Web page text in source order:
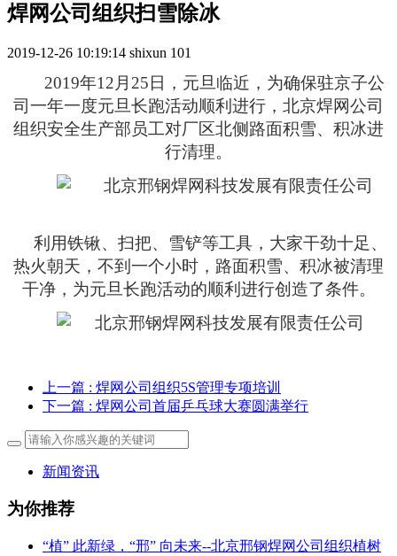
焊网公司组织扫雪除冰
2019-12-26 10:19:14 shixun 101
2019年12 月 25日，元旦临近，为确保驻京子公
司一年一度元旦长跑活动顺利进行，北京焊网公司
组织安全生产部员工对厂区北侧路面积雪、积冰进
行清理。
利用铁锹、扫把、雪铲等工具，大家干劲十足、
热火朝天，不到一个小时，路面积雪、积冰被清理
干净，为元旦长跑活动的顺利进行创造了条件。
上一篇 : 焊网公司组织5S管理专项培训
下一篇 : 焊网公司首届乒乓球大赛圆满举行
新闻资讯
为你推荐
“植” 此新绿，“邢” 向未来--北京邢钢焊网公司组织植树